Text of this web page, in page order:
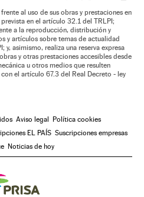
al uso de sus obras y prestaciones en
en el artículo 32.1 del TRLPI;
a la reproducción, distribución y
y artículos sobre temas de actualidad
y, asimismo, realiza una reserva expresa
y otras prestaciones accesibles desde
u otros medios que resulten
el artículo 67.3 del Real Decreto - ley
Aviso legal Política cookies
EL PAÍS Suscripciones empresas
Noticias de hoy